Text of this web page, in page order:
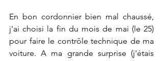
En bon cordonnier bien mal chaussé,
j'ai choisi la fin du mois de mai (le 25)
pour faire le contrôle technique de ma
voiture. A ma grande surprise (j'étais